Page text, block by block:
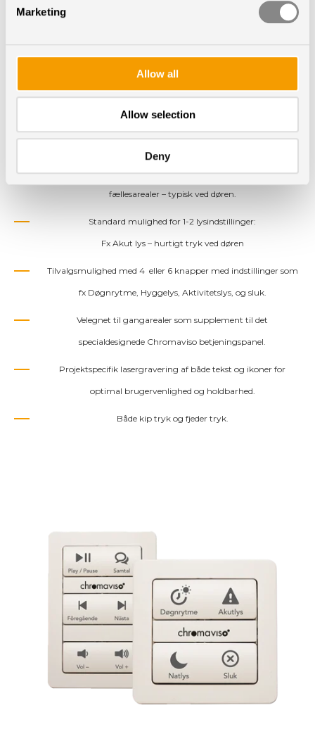
Marketing
Allow all
Allow selection
Deny
VALUE PUSH
Den almindelig kontakt som en del af en differentieret
betjeningsunivers
Fleksibilitet og tilgængelighed - Placeres i boliger og i
fællesarealer – typisk ved døren.
Standard mulighed for 1-2 lysindstillinger:
Fx Akut lys – hurtigt tryk ved døren
Tilvalgsmulighed med 4 eller 6 knapper med indstillinger som
fx Døgnrytme, Hyggelys, Aktivitetslys, og sluk.
Velegnet til gangarealer som supplement til det
specialdesignede Chromaviso betjeningspanel.
Projektspecifik lasergravering af både tekst og ikoner for
optimal brugervenlighed og holdbarhed.
Både kip tryk og fjeder tryk.